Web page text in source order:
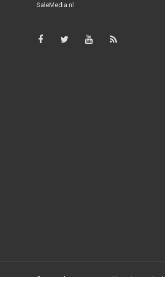
SaleMedia.nl
© Copyright 2026 - Powered byLightspeed-